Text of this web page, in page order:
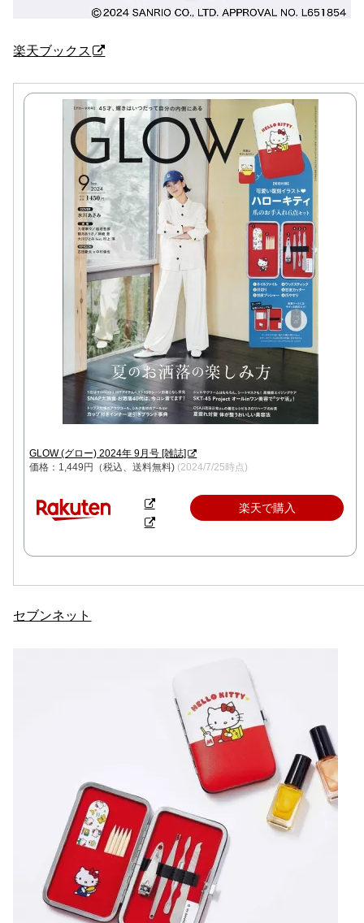
楽天ブックス
GLOW (グロー) 2024年 9月号 [雑誌]
価格：1,449円（税込、送料無料) (2024/7/25時点)
楽天で購入
セブンネット